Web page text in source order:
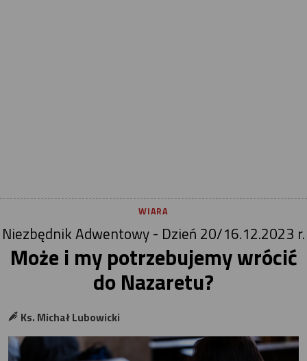
WIARA
Niezbędnik Adwentowy - Dzień 20/16.12.2023 r.
Może i my potrzebujemy wrócić
do Nazaretu?
Ks. Michał Lubowicki